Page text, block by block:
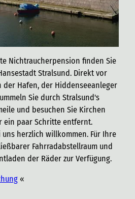
Nichtraucherpension finden Sie
Stralsund. Direkt vor
der Hafen, der Hiddenseeanleger
Sie durch Stralsund's
und besuchen Sie Kirchen
ein paar Schritte entfernt.
herzlich willkommen. Für Ihre
Fahrradabstellraum und
der Räder zur Verfügung.
«